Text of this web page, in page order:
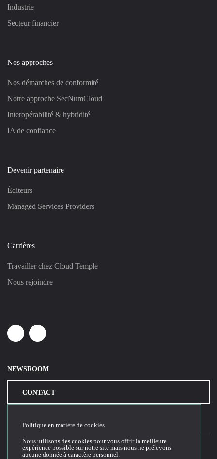
Industrie
Secteur financier
Nos approches
Nos démarches de conformité
Notre approche SecNumCloud
Interopérabilité & hybridité
IA de confiance
Devenir partenaire
Éditeurs
Managed Services Providers
Carrières
Travailler chez Cloud Temple
Nous rejoindre
LinkedinYoutube
NEWSROOM
CONTACT
Politique en matière de cookies
Nous utilisons des cookies pour vous offrir la meilleure
expérience possible sur notre site mais nous ne prélevons
aucune donnée à caractère personnel.